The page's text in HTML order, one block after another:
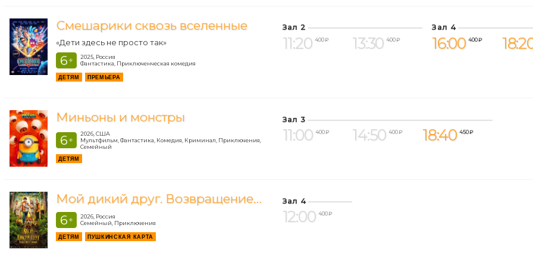
Смешарики сквозь вселенные
«Дети здесь не просто так»
6 +
2025, Россия
Фантастика, Приключенческая комедия
ДЕТЯМ ПРЕМЬЕРА
Зал 2
11:20 400 ₽ 13:30 400 ₽
Зал 4
16:00 400 ₽
Миньоны и монстры
6 +
2026, США
Мультфильм, Фантастика, Комедия, Криминал, Приключения,
Семейный
ДЕТЯМ
Зал 3
11:00 400 ₽ 14:50 400 ₽ 18:40 450 ₽
Мой дикий друг. Возвращение домой
6 +
2026, Россия
Семейный, Приключения
ДЕТЯМ ПУШКИНСКАЯ КАРТА
Зал 4
12:00 400 ₽